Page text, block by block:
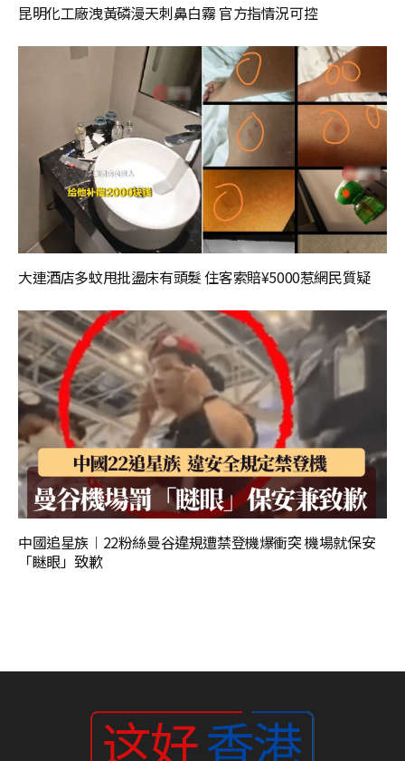
昆明化工廠洩黃磷漫天刺鼻白霧 官方指情況可控
大連酒店多蚊甩批盪床有頭髮 住客索賠¥5000惹網民質疑
中國追星族︱22粉絲曼谷違規遭禁登機爆衝突 機場就保安
「瞇眼」致歉